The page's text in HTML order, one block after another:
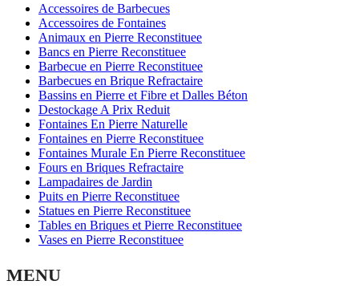
Accessoires de Barbecues
Accessoires de Fontaines
Animaux en Pierre Reconstituee
Bancs en Pierre Reconstituee
Barbecue en Pierre Reconstituee
Barbecues en Brique Refractaire
Bassins en Pierre et Fibre et Dalles Béton
Destockage A Prix Reduit
Fontaines En Pierre Naturelle
Fontaines en Pierre Reconstituee
Fontaines Murale En Pierre Reconstituee
Fours en Briques Refractaire
Lampadaires de Jardin
Puits en Pierre Reconstituee
Statues en Pierre Reconstituee
Tables en Briques et Pierre Reconstituee
Vases en Pierre Reconstituee
MENU